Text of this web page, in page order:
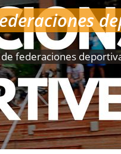
federaciones